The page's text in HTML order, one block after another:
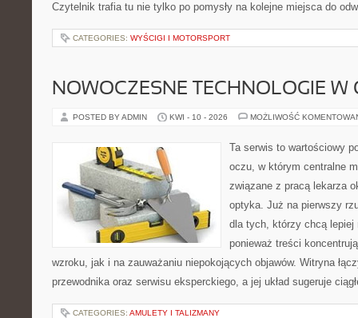
Czytelnik trafia tu nie tylko po pomysły na kolejne miejsca do
CATEGORIES: WYŚCIGI I MOTORSPORT
NOWOCZESNE TECHNOLOGIE W
POSTED BY ADMIN KWI - 10 - 2026 MOŻLIWOŚĆ
Ta serwis to wartościowy
oczu, w którym centralne
związane z pracą lekarza
optyka. Już na pierwszy
dla tych, którzy chcą lepiej
ponieważ treści
wzroku, jak i na zauważaniu niepokojących objawów. Witryna
przewodnika oraz serwisu eksperckiego, a jej układ sugeruje
CATEGORIES: AMULETY I TALIZMANY